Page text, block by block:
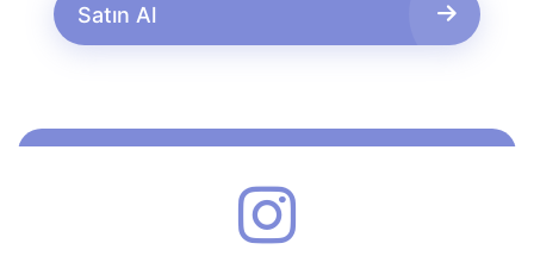
Satın Al